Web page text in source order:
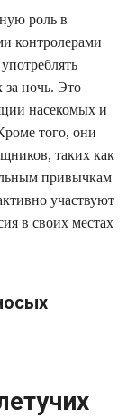
роль в
контролерами
за ночь. Это
насекомых и
того, они
таких как
привычкам
участвуют
в своих местах